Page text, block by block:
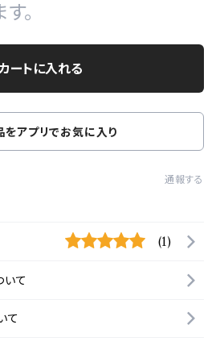
。
ートに入れる
をアプリでお気に入り
通報する
(1)
いて
て